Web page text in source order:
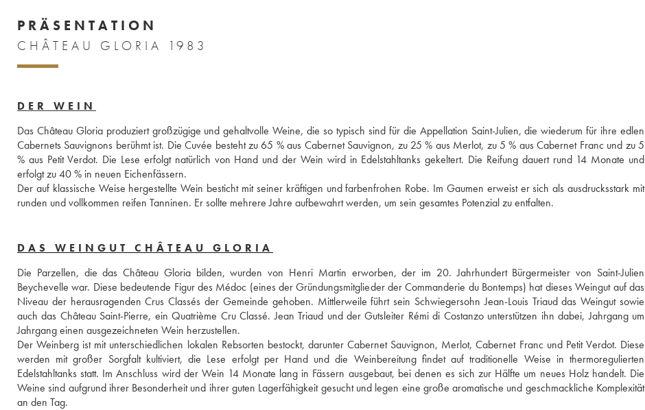
PRÄSENTATION
CHÂTEAU GLORIA 1983
DER WEIN
Das Château Gloria produziert großzügige und gehaltvolle Weine, die so typisch sind für die Appellation Saint-Julien, die wiederum für ihre edlen
Cabernets Sauvignons berühmt ist. Die Cuvée besteht zu 65 % aus Cabernet Sauvignon, zu 25 % aus Merlot, zu 5 % aus Cabernet Franc und zu 5
% aus Petit Verdot. Die Lese erfolgt natürlich von Hand und der Wein wird in Edelstahltanks gekeltert. Die Reifung dauert rund 14 Monate und
erfolgt zu 40 % in neuen Eichenfässern.
Der auf klassische Weise hergestellte Wein besticht mit seiner kräftigen und farbenfrohen Robe. Im Gaumen erweist er sich als ausdrucksstark mit
runden und vollkommen reifen Tanninen. Er sollte mehrere Jahre aufbewahrt werden, um sein gesamtes Potenzial zu entfalten.
DAS WEINGUT CHÂTEAU GLORIA
Die Parzellen, die das Château Gloria bilden, wurden von Henri Martin erworben, der im 20. Jahrhundert Bürgermeister von Saint-Julien
Beychevelle war. Diese bedeutende Figur des Médoc (eines der Gründungsmitglieder der Commanderie du Bontemps) hat dieses Weingut auf das
Niveau der herausragenden Crus Classés der Gemeinde gehoben. Mittlerweile führt sein Schwiegersohn Jean-Louis Triaud das Weingut sowie
auch das Château Saint-Pierre, ein Quatrième Cru Classé. Jean Triaud und der Gutsleiter Rémi di Costanzo unterstützen ihn dabei, Jahrgang um
Jahrgang einen ausgezeichneten Wein herzustellen.
Der Weinberg ist mit unterschiedlichen lokalen Rebsorten bestockt, darunter Cabernet Sauvignon, Merlot, Cabernet Franc und Petit Verdot. Diese
werden mit großer Sorgfalt kultiviert, die Lese erfolgt per Hand und die Weinbereitung findet auf traditionelle Weise in thermoregulierten
Edelstahltanks statt. Im Anschluss wird der Wein 14 Monate lang in Fässern ausgebaut, bei denen es sich zur Hälfte um neues Holz handelt. Die
Weine sind aufgrund ihrer Besonderheit und ihrer guten Lagerfähigkeit gesucht und legen eine große aromatische und geschmackliche Komplexität
an den Tag.